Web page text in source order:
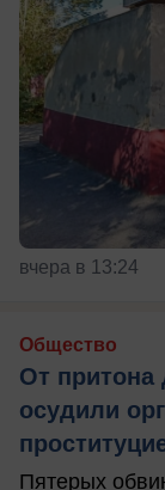
вчера в 13:24
Общество
От притона
осудили
Пятерых